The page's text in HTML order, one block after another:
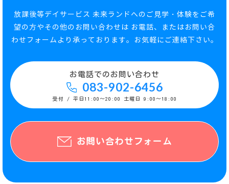
放課後等デイサービス 未来ランドへのご見学・体験をご希
望の方やその他のお問い合わせは お電話、またはお問い合
わせフォームより承っております。お気軽にご連絡下さい。
お電話でのお問い合わせ
083-902-6456
受付 / 平日11:00〜20:00 土曜日 9:00〜18:00
お問い合わせフォーム